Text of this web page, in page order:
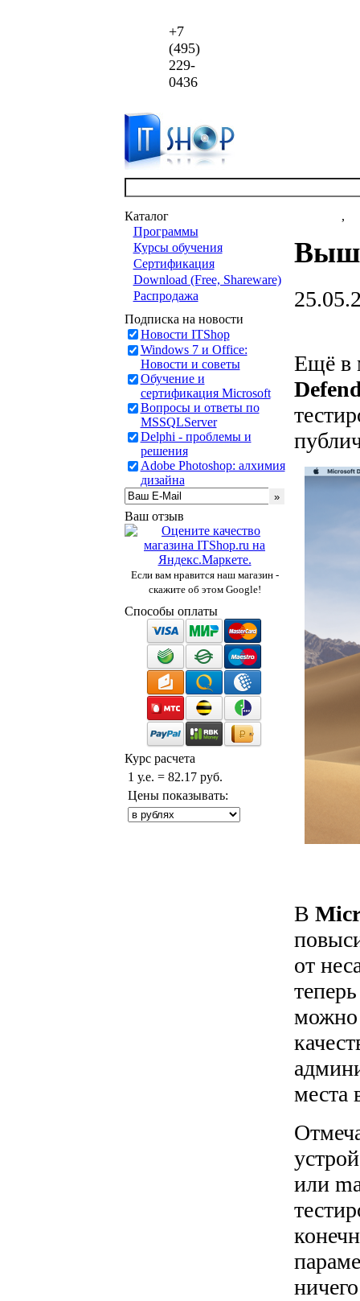
+7
(495)
229-
0436
Каталог
Программы
Курсы обучения
Сертификация
Download (Free, Shareware)
Распродажа
Подписка на новости
Новости ITShop
Windows 7 и Office:
Новости и советы
Обучение и
сертификация Microsoft
Вопросы и ответы по
MSSQLServer
Delphi - проблемы и
решения
Adobe Photoshop: алхимия
дизайна
Ваш отзыв
Если вам нравится наш магазин -
скажите об этом Google!
Способы оплаты
Курс расчета
1 у.е. = 82.17 руб.
Цены показывать:
,
Ещё в
В
от
можно
места
или